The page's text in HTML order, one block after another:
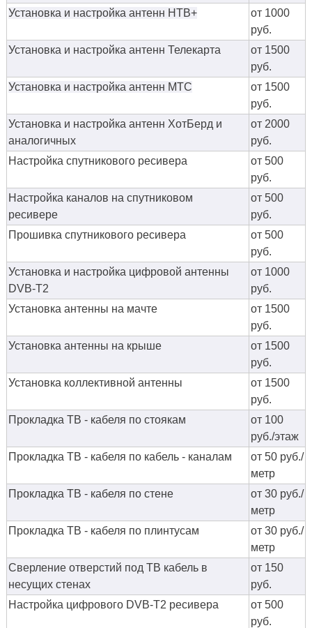
Установка и настройка антенн НТВ+
от 1000
руб.
Установка и настройка антенн Телекарта
от 1500
руб.
Установка и настройка антенн МТС
от 1500
руб.
Установка и настройка антенн ХотБерд и
аналогичных
от 2000
руб.
Настройка спутникового ресивера
от 500
руб.
Настройка каналов на спутниковом
ресивере
от 500
руб.
Прошивка спутникового ресивера
от 500
руб.
Установка и настройка цифровой антенны
DVB-T2
от 1000
руб.
Установка антенны на мачте
от 1500
руб.
Установка антенны на крыше
от 1500
руб.
Установка коллективной антенны
от 1500
руб.
Прокладка ТВ - кабеля по стоякам
от 100
руб./этаж
Прокладка ТВ - кабеля по кабель - каналам
от 50 руб./
метр
Прокладка ТВ - кабеля по стене
от 30 руб./
метр
Прокладка ТВ - кабеля по плинтусам
от 30 руб./
метр
Сверление отверстий под ТВ кабель в
несущих стенах
от 150
руб.
Настройка цифрового DVB-T2 ресивера
от 500
руб.